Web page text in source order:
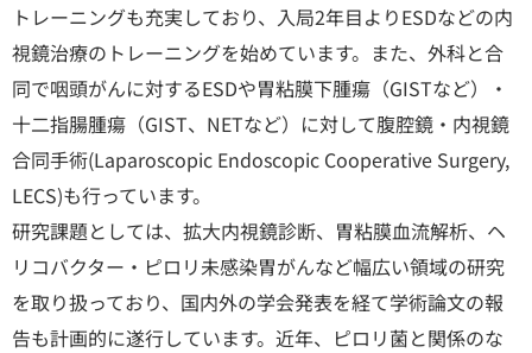
トレーニングも充実しており、入局2年目よりESDなどの内
視鏡治療のトレーニングを始めています。また、外科と合
同で咽頭がんに対するESDや胃粘膜下腫瘍（GISTなど）・
十二指腸腫瘍（GIST、NETなど）に対して腹腔鏡・内視鏡
合同手術(Laparoscopic Endoscopic Cooperative Surgery,
LECS)も行っています。
研究課題としては、拡大内視鏡診断、胃粘膜血流解析、ヘ
リコバクター・ピロリ未感染胃がんなど幅広い領域の研究
を取り扱っており、国内外の学会発表を経て学術論文の報
告も計画的に遂行しています。近年、ピロリ菌と関係のな